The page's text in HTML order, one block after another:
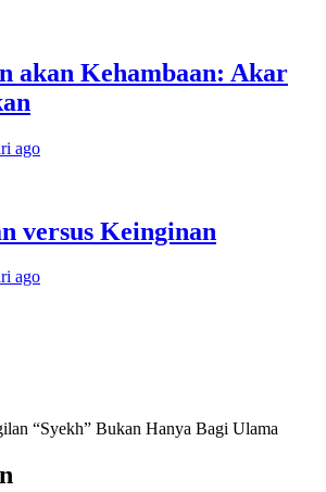
akan Kehambaan: Akar
ago
versus Keinginan
ago
“Syekh” Bukan Hanya Bagi Ulama